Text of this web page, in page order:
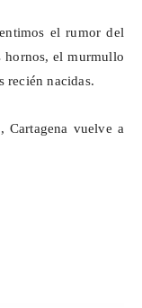
el rumor del
hornos, el murmullo
recién nacidas.
Cartagena vuelve a